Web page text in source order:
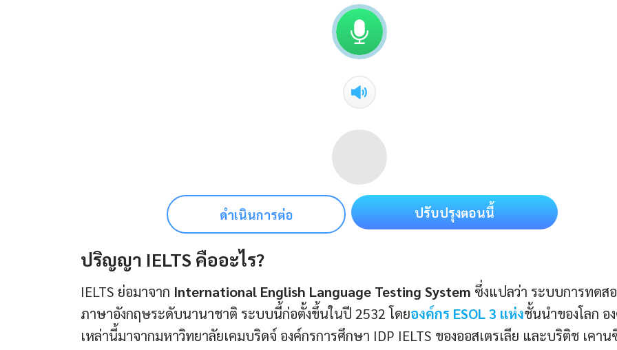
ดำเนินการต่อ ปรับปรุงตอนนี้
ปริญญา IELTS คืออะไร?
IELTS ย่อมาจาก International English Language Testing System ซึ่งแปลว่า ระบบการทดส
ภาษาอังกฤษระดับนานาชาติ ระบบนี้ก่อตั้งขึ้นในปี 2532 โดยองค์กร ESOL 3 แห่งชั้นนำของโลก อ
เหล่านี้มาจากมหาวิทยาลัยเคมบริดจ์ องค์กรการศึกษา IDP IELTS ของออสเตรเลีย และบริติช เคาน